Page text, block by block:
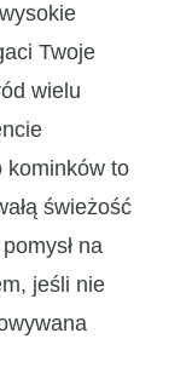
Twoje
wielu
kominków to
świeżość
na
jeśli nie